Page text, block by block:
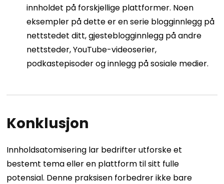
innholdet på forskjellige plattformer. Noen
eksempler på dette er en serie blogginnlegg på
nettstedet ditt, gjesteblogginnlegg på andre
nettsteder, YouTube-videoserier,
podkastepisoder og innlegg på sosiale medier.
Konklusjon
Innholdsatomisering lar bedrifter utforske et
bestemt tema eller en plattform til sitt fulle
potensial. Denne praksisen forbedrer ikke bare